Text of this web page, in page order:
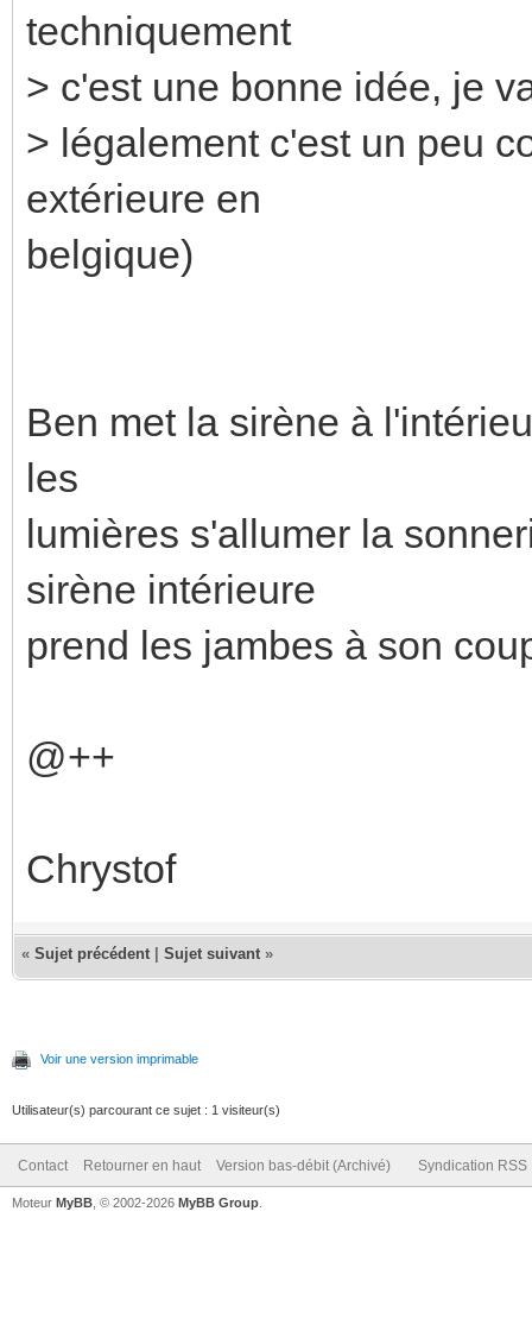
techniquement
> c'est une bonne idée, je
> légalement c'est un peu
extérieure en
belgique)
Ben met la sirène à
les
lumières s'allumer la
sirène intérieure
prend les jambes à son
@++
Chrystof
« Sujet précédent Sujet suivant »
Voir une version imprimable
Utilisateur(s) parcourant ce sujet : 1 visiteur(s)
Contact Retourner en haut Version bas-débit (Archivé) Syndication RSS
Moteur MyBB , © 2002-2026 MyBB Group